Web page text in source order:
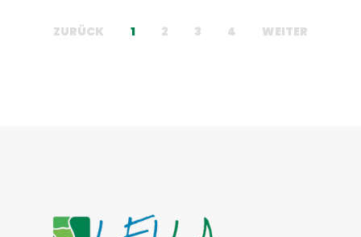
ZURÜCK 1 2 3 4 WEITER